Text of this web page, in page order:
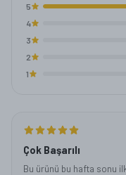
5
4
3
2
1
Çok Başarılı
Bu ürünü bu hafta sonu